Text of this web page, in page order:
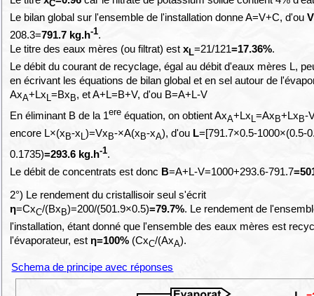
C
Le bilan global sur l'ensemble de l'installation donne A=V+C, d'ouV
208.3=791.7 kg.h-1.
Le titre des eaux mères (ou filtrat) estxL=21/121=17.36%.
Le débit du courant de recyclage, égal au débit d'eaux mères L,
en écrivant les équations de bilan global et en sel autour de
AxA+Lx L=Bx B, et A+L=B+V, d'ou B=A+L-V
En éliminant B de la 1ere équation, on obtient AxA+Lx L=Ax B+Lx B-
encore L×(x B-x L)=Vx B-×A(x B-xA), d'ou L=[791.7×0.5-1000×(0.5-
0.1735)=293.6 kg.h-1.
Le débit de concentrats est donc B=A+L-V=1000+293.6-791.7
2°) Le rendement du cristallisoir seul s'écrit
η=CxC/(Bx B)=200/(501.9×0.5)=79.7%. Le rendement de
l'installation, étant donné que l'ensemble des eaux mères est
l'évaporateur, estη=100% (CxC/(AxA).
Schema de principe avec réponses